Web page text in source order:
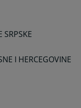
SRPSKE
I HERCEGOVINE